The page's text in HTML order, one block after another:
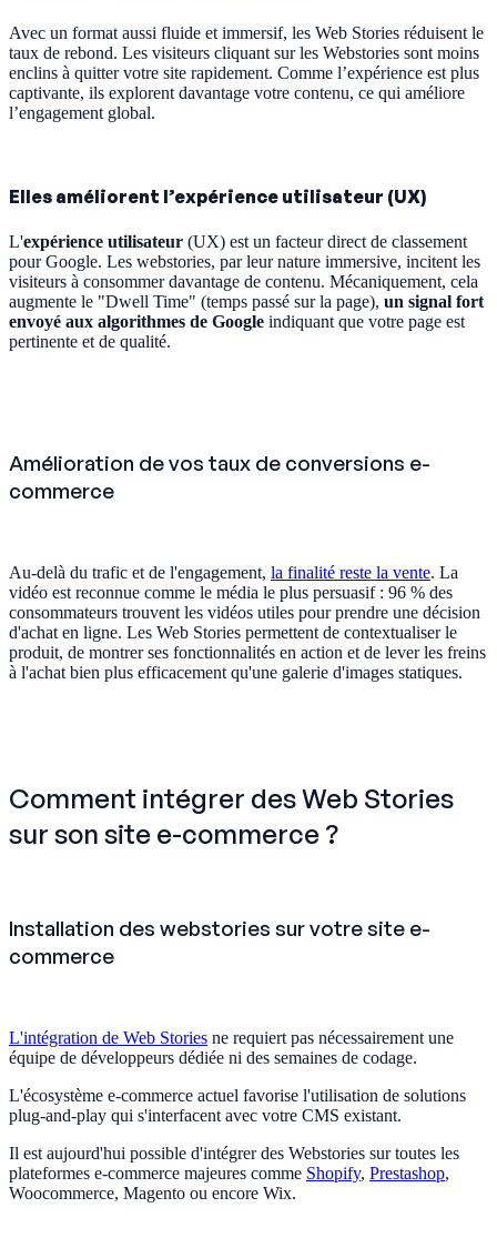
Avec un format aussi fluide et immersif, les Web Stories réduisent le
taux de rebond. Les visiteurs cliquant sur les Webstories sont moins
enclins à quitter votre site rapidement. Comme l’expérience est plus
captivante, ils explorent davantage votre contenu, ce qui améliore
l’engagement global.
Elles améliorent l’expérience utilisateur (UX)
L'expérience utilisateur (UX) est un facteur direct de classement
pour Google. Les webstories, par leur nature immersive, incitent les
visiteurs à consommer davantage de contenu. Mécaniquement, cela
augmente le "Dwell Time" (temps passé sur la page), un signal fort
envoyé aux algorithmes de Google indiquant que votre page est
pertinente et de qualité.
Amélioration de vos taux de conversions e-
commerce
Au-delà du trafic et de l'engagement, la finalité reste la vente. La
vidéo est reconnue comme le média le plus persuasif : 96 % des
consommateurs trouvent les vidéos utiles pour prendre une décision
d'achat en ligne. Les Web Stories permettent de contextualiser le
produit, de montrer ses fonctionnalités en action et de lever les freins
à l'achat bien plus efficacement qu'une galerie d'images statiques.
Comment intégrer des Web Stories
sur son site e-commerce ?
Installation des webstories sur votre site e-
commerce
L'intégration de Web Stories ne requiert pas nécessairement une
équipe de développeurs dédiée ni des semaines de codage.
L'écosystème e-commerce actuel favorise l'utilisation de solutions
plug-and-play qui s'interfacent avec votre CMS existant.
Il est aujourd'hui possible d'intégrer des Webstories sur toutes les
plateformes e-commerce majeures comme Shopify, Prestashop,
Woocommerce, Magento ou encore Wix.